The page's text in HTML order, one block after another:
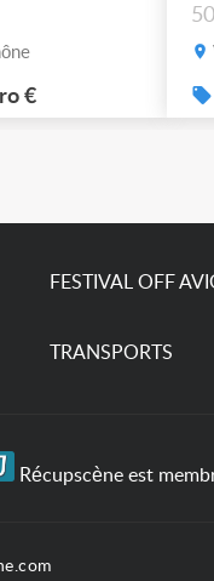
€
FESTIVAL OFF
TRANSPORTS
Récupscène est